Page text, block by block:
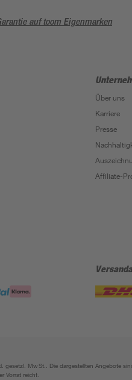
auf toom Eigenmarken
Über uns
Karriere
Presse
Affiliate-
gesetzl. MwSt.. Die dargestellten Angebote
Vorrat reicht.